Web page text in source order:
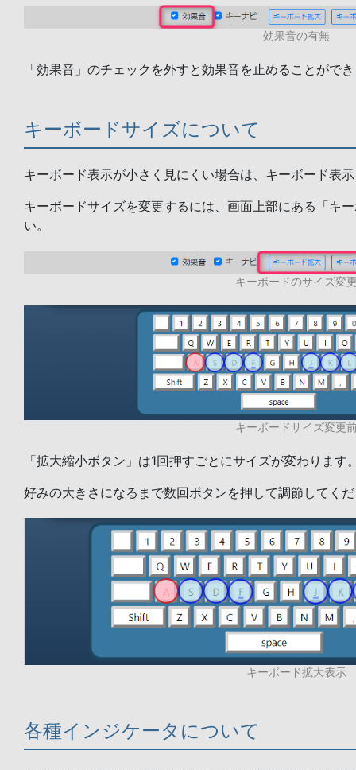
効果音の有無
「効果音」のチェックを外すと効果音を止めることがで
キーボードサイズについて
キーボード表示が小さく見にくい場合は、キーボード表
キーボードサイズを変更するには、画面上部にある「キ
い。
キーボードのサイズ変
キーボードサイズ変更
「拡大縮小ボタン」は1回押すごとにサイズが変わります
好みの大きさになるまで数回ボタンを押して調節してく
キーボード拡大表示
各種インジケータについて